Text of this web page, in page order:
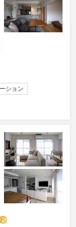
ション